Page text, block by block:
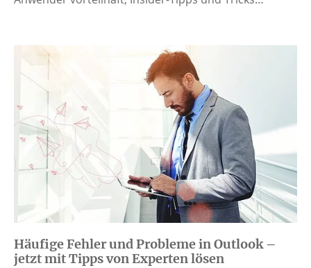
Häufige Fehler und Probleme in Outlook –
jetzt mit Tipps von Experten lösen